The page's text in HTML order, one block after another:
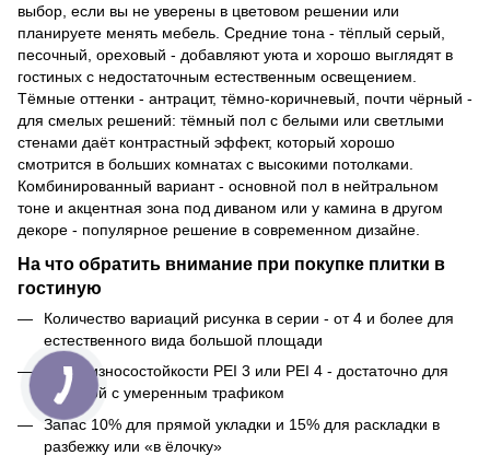
выбор, если вы не уверены в цветовом решении или
планируете менять мебель. Средние тона - тёплый серый,
песочный, ореховый - добавляют уюта и хорошо выглядят в
гостиных с недостаточным естественным освещением.
Тёмные оттенки - антрацит, тёмно-коричневый, почти чёрный -
для смелых решений: тёмный пол с белыми или светлыми
стенами даёт контрастный эффект, который хорошо
смотрится в больших комнатах с высокими потолками.
Комбинированный вариант - основной пол в нейтральном
тоне и акцентная зона под диваном или у камина в другом
декоре - популярное решение в современном дизайне.
На что обратить внимание при покупке плитки в
гостиную
Количество вариаций рисунка в серии - от 4 и более для
естественного вида большой площади
Класс износостойкости PEI 3 или PEI 4 - достаточно для
гостиной с умеренным трафиком
Запас 10% для прямой укладки и 15% для раскладки в
разбежку или «в ёлочку»